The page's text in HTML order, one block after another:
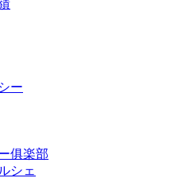
ー
俱楽部
シェ